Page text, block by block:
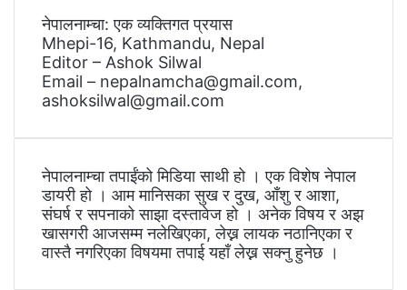
नेपालनाम्चा: एक व्यक्तिगत प्रयास
Mhepi-16, Kathmandu, Nepal
Editor – Ashok Silwal
Email – nepalnamcha@gmail.com,
ashoksilwal@gmail.com
नेपालनाम्चा तपाईंको मिडिया साथी हो । एक विशेष नेपाल
डायरी हो । आम मानिसका सुख र दुख, आँशु र आशा,
संघर्ष र सपनाको साझा दस्तावेज हो । अनेक विषय र अझ
खासगरी आजसम्म नलेखिएका, लेख्न लायक नठानिएका र
वास्तै नगरिएका विषयमा तपाई यहाँ लेख्न सक्नु हुनेछ ।